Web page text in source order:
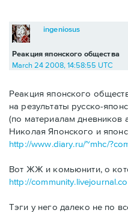
Реакция японского общества
ingeniosus
March 24 2008, 14:58:55 UTC
Реакция японского
на результаты русско-
(по материалам дневников
Николая Японского и
http://www.diary.ru/~mhc/
Вот ЖЖ и комьюнити, о
http://
Тэги у него далеко не по